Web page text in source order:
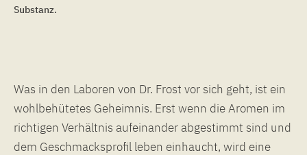
Substanz.
Was in den Laboren von Dr. Frost vor sich geht, ist ein
wohlbehütetes Geheimnis. Erst wenn die Aromen im
richtigen Verhältnis aufeinander abgestimmt sind und
dem Geschmacksprofil leben einhaucht, wird eine